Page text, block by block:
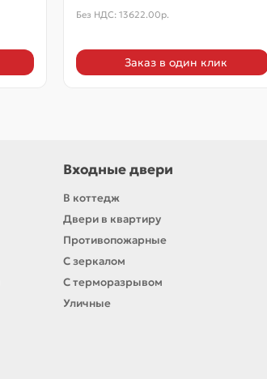
Без НДС: 13622.00р.
Заказ в один клик
Входные двери
В коттедж
Двери в квартиру
Противопожарные
С зеркалом
С терморазрывом
Уличные